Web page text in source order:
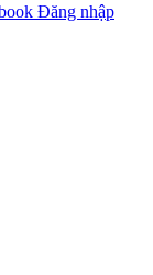
Đăng nhập